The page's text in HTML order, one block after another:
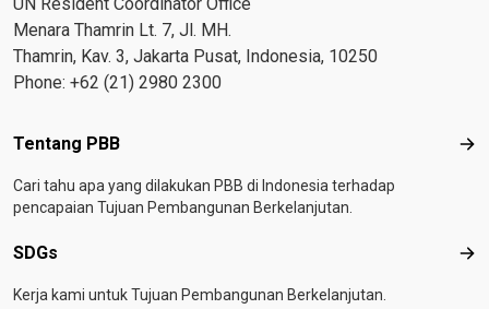
Menara Thamrin Lt. 7, Jl. MH.
Thamrin, Kav. 3, Jakarta Pusat, Indonesia, 10250
Phone: +62 (21) 2980 2300
Footer menu
Tentang PBB
Cari tahu apa yang dilakukan PBB di Indonesia terhadap
pencapaian Tujuan Pembangunan Berkelanjutan.
SDGs
Kerja kami untuk Tujuan Pembangunan Berkelanjutan.